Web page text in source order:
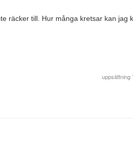
räcker till. Hur många kretsar kan jag
uppsättning